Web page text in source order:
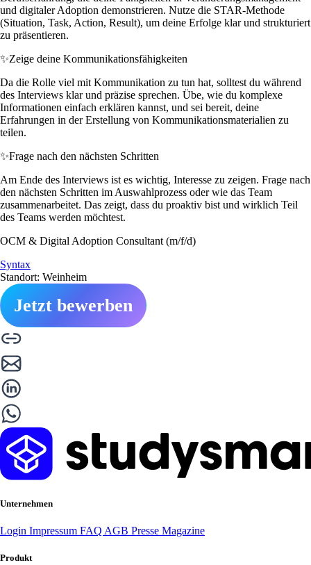
und digitaler Adoption demonstrieren. Nutze die STAR-Methode
(Situation, Task, Action, Result), um deine Erfolge klar und strukturiert
zu präsentieren.
✨Zeige deine Kommunikationsfähigkeiten
Da die Rolle viel mit Kommunikation zu tun hat, solltest du während
des Interviews klar und präzise sprechen. Übe, wie du komplexe
Informationen einfach erklären kannst, und sei bereit, deine
Erfahrungen in der Erstellung von Kommunikationsmaterialien zu
teilen.
✨Frage nach den nächsten Schritten
Am Ende des Interviews ist es wichtig, Interesse zu zeigen. Frage nach
den nächsten Schritten im Auswahlprozess oder wie das Team
zusammenarbeitet. Das zeigt, dass du proaktiv bist und wirklich Teil
des Teams werden möchtest.
OCM & Digital Adoption Consultant (m/f/d)
Syntax
Standort: Weinheim
Jetzt bewerben
Unternehmen
Login Impressum FAQ AGB Presse Magazine
Produkt